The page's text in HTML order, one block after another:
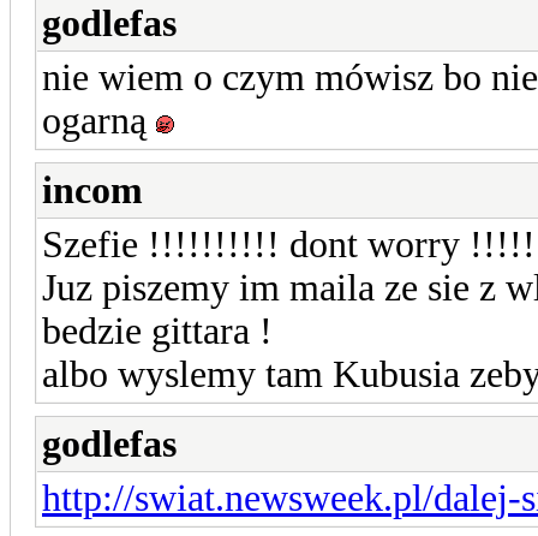
godlefas
nie wiem o czym mówisz bo
ogarną
incom
Szefie !!!!!!!!!! dont worry !!!!!
Juz piszemy im maila ze sie z
bedzie gittara !
albo wyslemy tam Kubusia
godlefas
http://swiat.newsweek.pl/dalej-